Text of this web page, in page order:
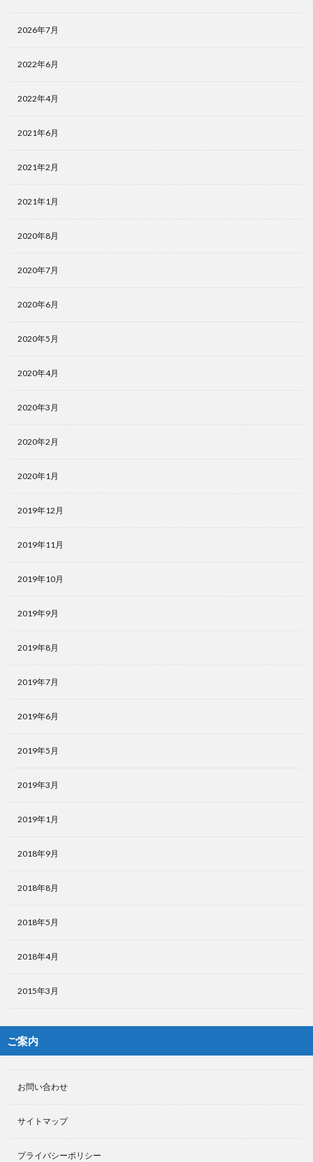
2026年7月
2022年6月
2022年4月
2021年6月
2021年2月
2021年1月
2020年8月
2020年7月
2020年6月
2020年5月
2020年4月
2020年3月
2020年2月
2020年1月
2019年12月
2019年11月
2019年10月
2019年9月
2019年8月
2019年7月
2019年6月
2019年5月
2019年3月
2019年1月
2018年9月
2018年8月
2018年5月
2018年4月
2015年3月
ご案内
お問い合わせ
サイトマップ
プライバシーポリシー